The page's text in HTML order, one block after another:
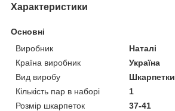
Характеристики
Основні
Виробник
Наталі
Країна виробник
Україна
Вид виробу
Шкарпетки
Кількість пар в наборі
1
Розмір шкарпеток
37-41